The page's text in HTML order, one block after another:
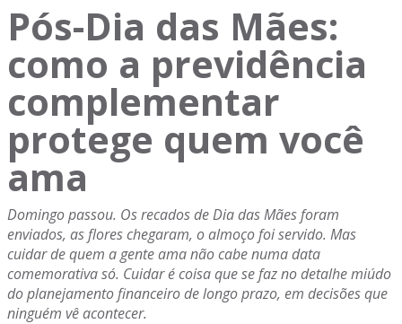
Pós-Dia das Mães:
como a previdência
complementar
protege quem você
ama
Domingo passou. Os recados de Dia das Mães foram
enviados, as flores chegaram, o almoço foi servido. Mas
cuidar de quem a gente ama não cabe numa data
comemorativa só. Cuidar é coisa que se faz no detalhe miúdo
do planejamento financeiro de longo prazo, em decisões que
ninguém vê acontecer.